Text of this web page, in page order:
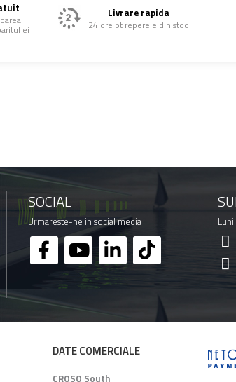
ei
Livrare rapida
24 ore pt reperele din stoc
SOCIAL
Urmareste-ne in social media
DATE COMERCIALE
CROSO South